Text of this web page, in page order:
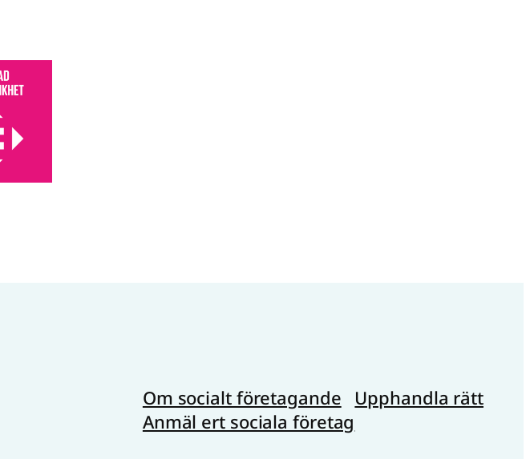
Om socialt företagande
Anmäl ert sociala företag
Upphandla rätt